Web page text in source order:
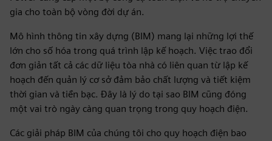
gia cho toàn bộ vòng đời dự án.
Mô hình thông tin xây dựng (BIM) mang lại những lợi thế
lớn cho số hóa trong quá trình lập kế hoạch. Việc trao đổi
đơn giản tất cả các dữ liệu tòa nhà có liên quan từ lập kế
hoạch đến quản lý cơ sở đảm bảo chất lượng và tiết kiệm
thời gian và tiền bạc. Đây là lý do tại sao BIM cũng đóng
một vai trò ngày càng quan trọng trong quy hoạch điện.
Các giải pháp BIM của chúng tôi cho quy hoạch điện bao